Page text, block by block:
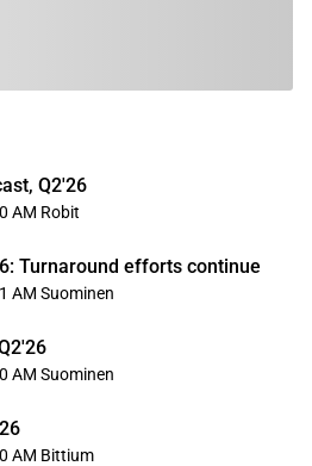
Q2'26
AM Robit
Turnaround efforts continue
AM Suominen
AM Suominen
AM Bittium